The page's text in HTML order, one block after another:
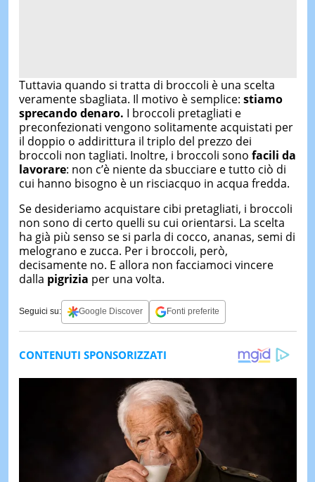
Tuttavia quando si tratta di broccoli è una scelta
veramente sbagliata. Il motivo è semplice: stiamo
sprecando denaro. I broccoli pretagliati e
preconfezionati vengono solitamente acquistati per
il doppio o addirittura il triplo del prezzo dei
broccoli non tagliati. Inoltre, i broccoli sono facili da
lavorare: non c’è niente da sbucciare e tutto ciò di
cui hanno bisogno è un risciacquo in acqua fredda.
Se desideriamo acquistare cibi pretagliati, i broccoli
non sono di certo quelli su cui orientarsi. La scelta
ha già più senso se si parla di cocco, ananas, semi di
melograno e zucca. Per i broccoli, però,
decisamente no. E allora non facciamoci vincere
dalla pigrizia per una volta.
Seguici su: Google Discover Fonti preferite